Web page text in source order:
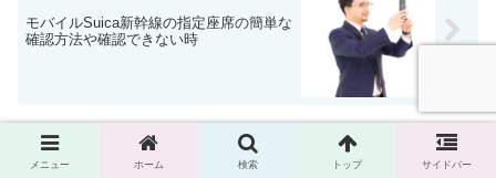
モバイルSuica新幹線の指定座席の簡単な
確認方法や確認できない時
ホーム 社会経済/世の中のお話
メニュー ホーム 検索 トップ サイドバー